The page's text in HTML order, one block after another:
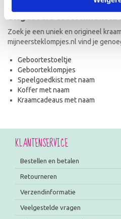
Zoek je een uniek en origineel
mijneersteklompjes.nl vind je
Geboortestoeltje
Geboorteklompjes
Speelgoedkist met naam
Koffer met naam
Kraamcadeaus met naam
KLANTENSERVICE
Bestellen en betalen
Retourneren
Verzendinformatie
Veelgestelde vragen